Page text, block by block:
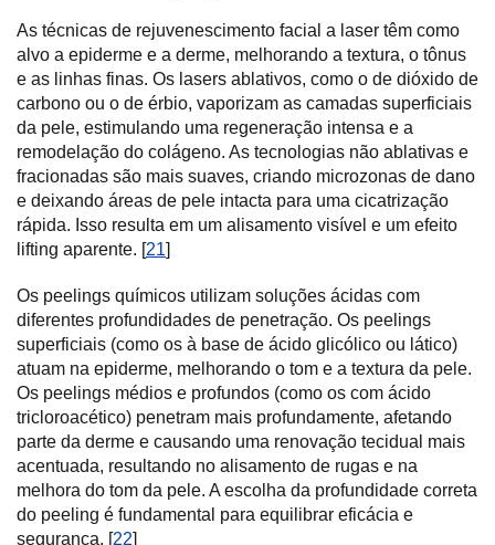
As técnicas de rejuvenescimento facial a laser têm como
alvo a epiderme e a derme, melhorando a textura, o tônus
e as linhas finas. Os lasers ablativos, como o de dióxido de
carbono ou o de érbio, vaporizam as camadas superficiais
da pele, estimulando uma regeneração intensa e a
remodelação do colágeno. As tecnologias não ablativas e
fracionadas são mais suaves, criando microzonas de dano
e deixando áreas de pele intacta para uma cicatrização
rápida. Isso resulta em um alisamento visível e um efeito
lifting aparente. [21]
Os peelings químicos utilizam soluções ácidas com
diferentes profundidades de penetração. Os peelings
superficiais (como os à base de ácido glicólico ou lático)
atuam na epiderme, melhorando o tom e a textura da pele.
Os peelings médios e profundos (como os com ácido
tricloroacético) penetram mais profundamente, afetando
parte da derme e causando uma renovação tecidual mais
acentuada, resultando no alisamento de rugas e na
melhora do tom da pele. A escolha da profundidade correta
do peeling é fundamental para equilibrar eficácia e
segurança. [22]